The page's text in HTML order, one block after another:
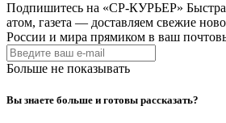
Подпишитесь на «СР-КУРЬЕР»
атом, газета — доставляем свежие
России и мира прямиком в ваш
Больше не показывать
Вы знаете больше и готовы рассказать?